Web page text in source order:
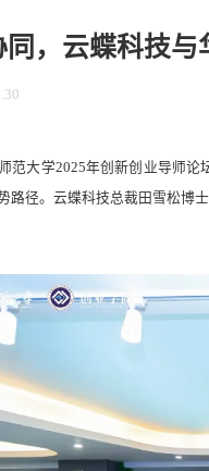
同，云蝶科技
范大学2025年创新创业导师
路径。云蝶科技总裁田雪松博